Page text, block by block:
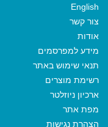
English
צור קשר
אודות
מידע למפרסמים
תנאי שימוש באתר
רשימת מוצרים
ארכיון ניוזלטר
מפת אתר
הצהרת נגישות